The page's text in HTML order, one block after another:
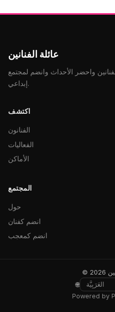
عائلة الفنانين
واحضر الأحداث وانضم لمجتمع
إبداعي.
اكتشف
الفنانون
الفعاليات
الأماكن
المجتمع
حول
انضم كفنان
انضم كمعجب
🌐
Powered by